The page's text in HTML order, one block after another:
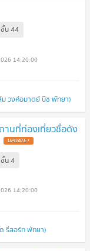
ชั้น44
14:20:00
ม วงศ์อมาตย์ บีช พัทยา)
านที่ท่องเที่ยวชื่อดัง
ชั้น4
14:20:00
รีสอร์ท พัทยา)